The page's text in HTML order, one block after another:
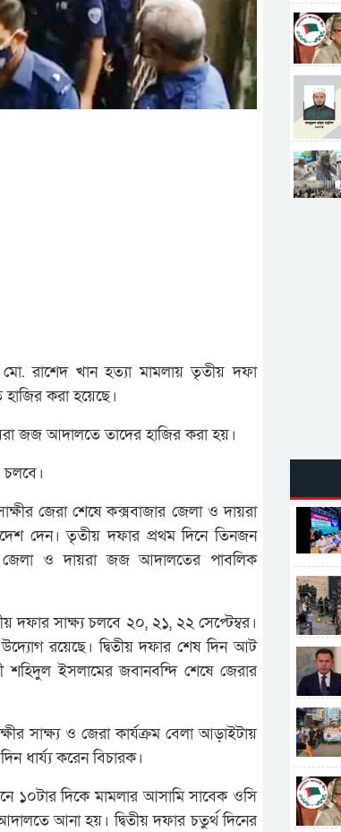
রাশেদ খান হত্যা মামলায় তৃতীয় দফা
করা হয়েছে।
জজ আদালতে তাদের হাজির করা হয়।
জেরা শেষে কক্সবাজার জেলা ও দায়রা
দেন। তৃতীয় দফার প্রথম দিনে তিনজন
জেলা ও দায়রা জজ আদালতের পাবলিক
সাক্ষ্য চলবে ২০, ২১, ২২ সেপ্টেম্বর।
রয়েছে। দ্বিতীয় দফার শেষ দিন আট
শহিদুল ইসলামের জবানবন্দি শেষে জেরার
সাক্ষ্য ও জেরা কার্যক্রম বেলা আড়াইটায়
ধার্য্য করেন বিচারক।
১০টার দিকে মামলার আসামি সাবেক ওসি
আনা হয়। দ্বিতীয় দফার চতুর্থ দিনের